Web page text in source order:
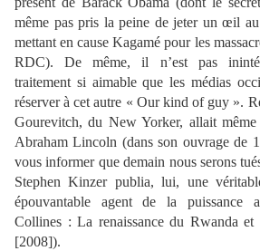
même pas pris la peine de jeter un œil
mettant en cause Kagamé pour les
RDC). De même, il n’est pas
traitement si aimable que les médias
réserver à cet autre « Our kind of guy ».
Gourevitch, du New Yorker, allait même
Abraham Lincoln (dans son ouvrage de
vous informer que demain nous serons
Stephen Kinzer publia, lui, une
épouvantable agent de la puissance
Collines : La renaissance du Rwanda et
[2008]).